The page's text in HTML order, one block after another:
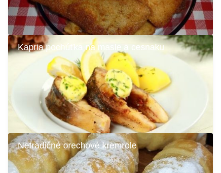
Kapria pochúťka na masle a cesnaku
Netradičné orechové kremrole